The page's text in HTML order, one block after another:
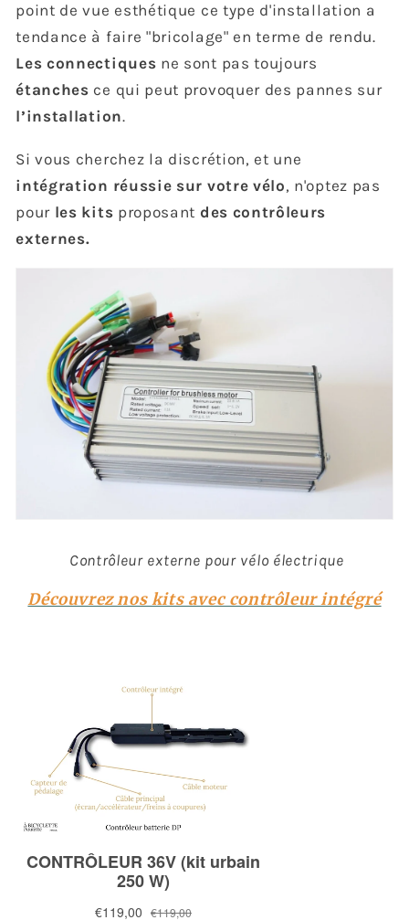
point de vue esthétique ce type d'installation a
tendance à faire "bricolage" en terme de rendu.
Les connectiques ne sont pas toujours
étanches ce qui peut provoquer des pannes sur
l’installation.
Si vous cherchez la discrétion, et une
intégration réussie sur votre vélo, n'optez pas
pour les kits proposant des contrôleurs
externes.
Contrôleur externe pour vélo électrique
Découvrez nos kits avec contrôleur intégré